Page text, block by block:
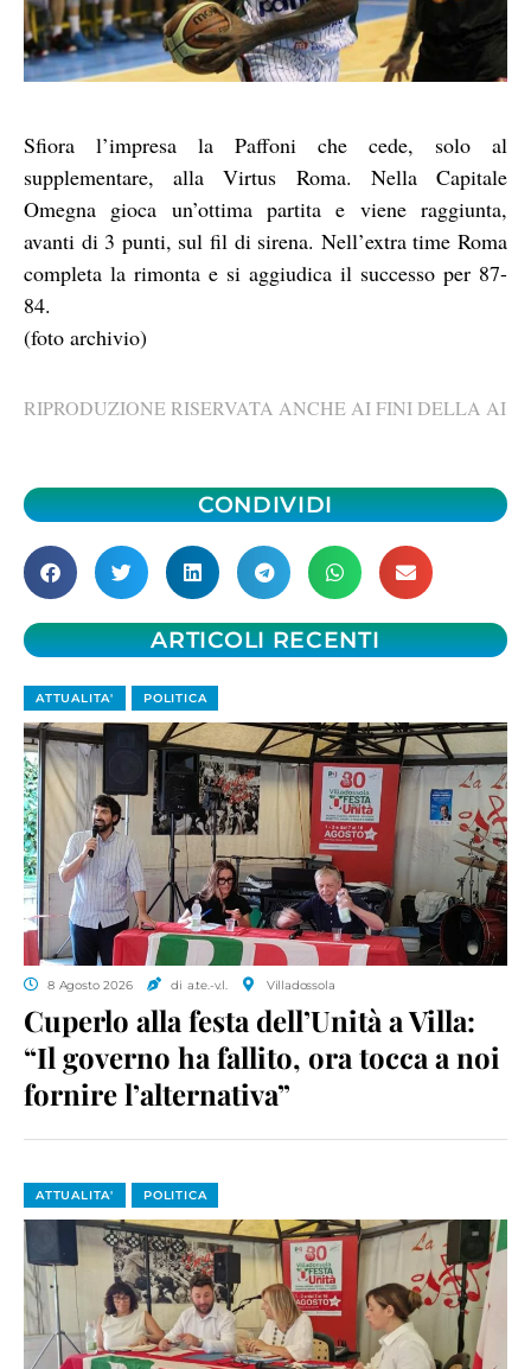
Sfiora l’impresa la Paffoni che cede, solo al
supplementare, alla Virtus Roma. Nella Capitale
Omegna gioca un’ottima partita e viene raggiunta,
avanti di 3 punti, sul fil di sirena. Nell’extra time Roma
completa la rimonta e si aggiudica il successo per 87-
84.
(foto archivio)
RIPRODUZIONE RISERVATA ANCHE AI FINI DELLA AI
CONDIVIDI
ARTICOLI RECENTI
ATTUALITA' POLITICA
8 Agosto 2026 di a.te.-v.l. Villadossola
Cuperlo alla festa dell’Unità a Villa:
“Il governo ha fallito, ora tocca a noi
fornire l’alternativa”
ATTUALITA' POLITICA